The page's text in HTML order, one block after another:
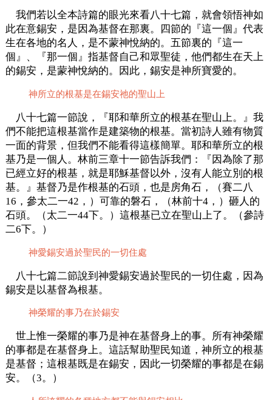
我們若以全本詩篇的眼光來看八十七篇，就會領悟神如
此在意錫安，是因為基督在那裏。四節的『這一個』代表
生在各地的名人，是不蒙神悅納的。五節裏的『這一
個』、『那一個』指基督自己和眾聖徒，他們都生在天上
的錫安，是蒙神悅納的。因此，錫安是神所寶愛的。
神所立的根基是在錫安祂的聖山上
八十七篇一節說，『耶和華所立的根基在聖山上。』我
們不能把這根基當作是建築物的根基。當初詩人雖有物質
一面的背景，但我們不能看得這樣簡單。耶和華所立的根
基乃是一個人。林前三章十一節告訴我們：『因為除了那
已經立好的根基，就是耶穌基督以外，沒有人能立別的根
基。』基督乃是作根基的石頭，也是房角石，（賽二八
16，參太二一42，）可靠的磐石，（林前十4，）砸人的
石頭。（太二一44下。）這根基已立在聖山上了。（參詩
二6下。）
神愛錫安過於聖民的一切住處
八十七篇二節說到神愛錫安過於聖民的一切住處，因為
錫安是以基督為根基。
神榮耀的事乃在於錫安
世上惟一榮耀的事乃是神在基督身上的事。所有神榮耀
的事都是在基督身上。這話幫助聖民知道，神所立的根基
是基督；這根基既是在錫安，因此一切榮耀的事都是在錫
安。（3。）